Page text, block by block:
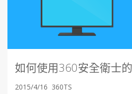
如何使用360安全衛士
2015/4/16 360TS